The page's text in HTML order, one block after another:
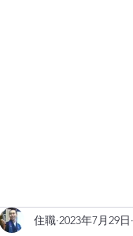
住職 2023年7月29日